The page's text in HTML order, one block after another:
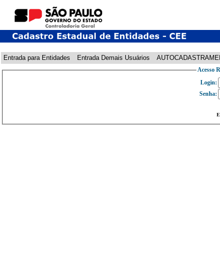
Entrada para Entidades Entrada Demais Usuários
Acesso
Login:
Senha: